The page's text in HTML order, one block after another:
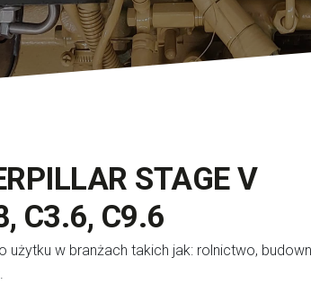
STAGE V
C3.6, C9.6
użytku w branżach takich jak: rolnictwo,